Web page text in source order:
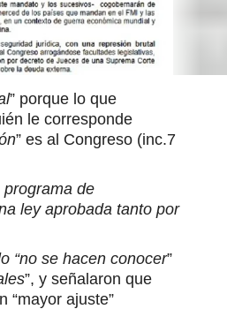
” porque lo que
le corresponde
” es al Congreso (inc.7
programa de
ley aprobada tanto por
“no se hacen conocer”
”, y señalaron que
“mayor ajuste”